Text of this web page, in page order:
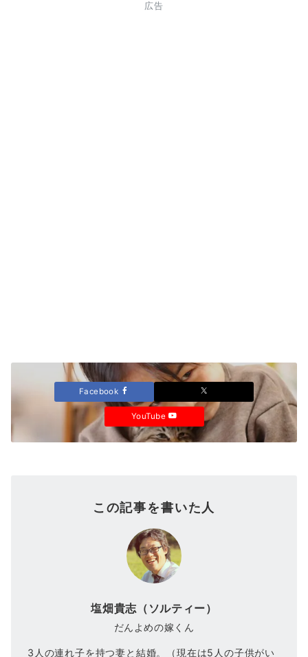
広告
Facebook
YouTube
この記事を書いた人
塩畑貴志（ソルティー）
だんよめの嫁くん
3人の連れ子を持つ妻と結婚。（現在は5人の子供がい